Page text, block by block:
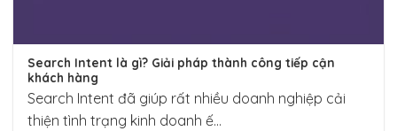
Search Intent là gì? Giải pháp thành công tiếp cận
khách hàng
Search Intent đã giúp rất nhiều doanh nghiệp cải
thiện tình trạng kinh doanh ế...